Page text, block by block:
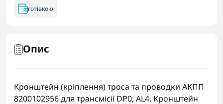
готівкою
Опис
Кронштейн (кріплення) троса та проводки АКПП
8200102956 для трансмісії DP0, AL4. Кронштейн